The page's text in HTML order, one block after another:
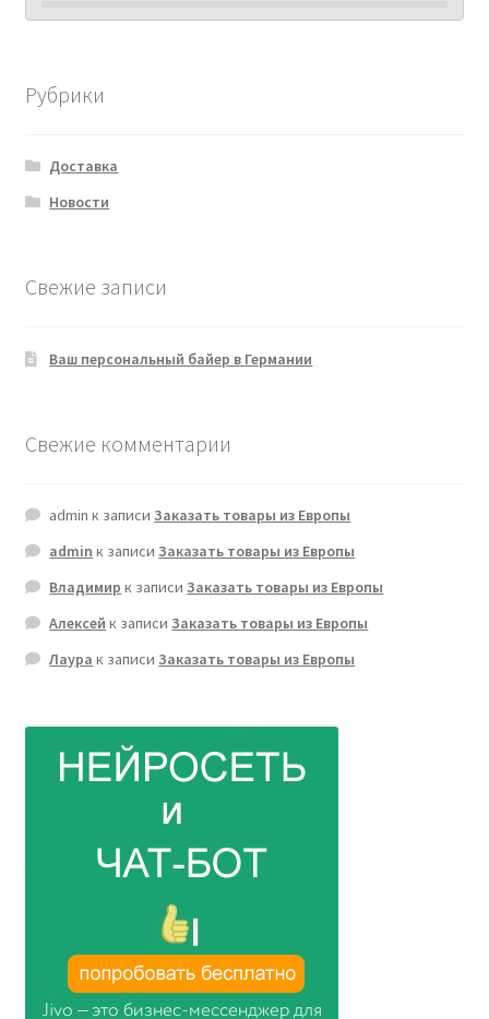
Рубрики
Доставка
Новости
Свежие записи
Ваш персональный байер в Германии
Свежие комментарии
admin к записиЗаказать товары из Европы
admin к записиЗаказать товары из Европы
Владимир к записиЗаказать товары из Европы
Алексей к записиЗаказать товары из Европы
Лаура к записиЗаказать товары из Европы